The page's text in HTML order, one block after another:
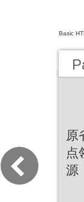
Basic
原
点
源